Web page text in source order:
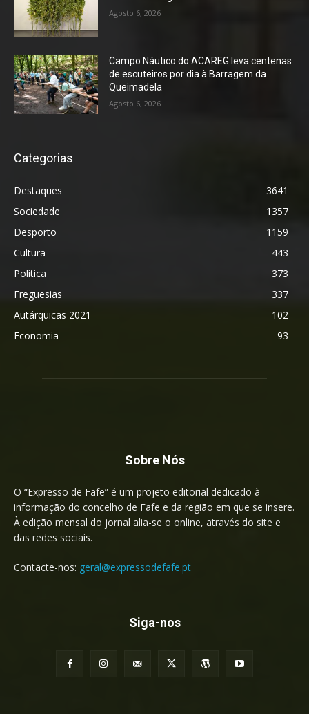
Agosto 6, 2026
Campo Náutico do ACAREG leva centenas
de escuteiros por dia à Barragem da
Queimadela
Agosto 6, 2026
Categorias
Destaques
3641
Sociedade
1357
Desporto
1159
Cultura
443
Política
373
Freguesias
337
Autárquicas 2021
102
Economia
93
Sobre Nós
O “Expresso de Fafe” é um projeto editorial dedicado à
informação do concelho de Fafe e da região em que se insere.
À edição mensal do jornal alia-se o online, através do site e
das redes sociais.
Contacte-nos: geral@expressodefafe.pt
Siga-nos